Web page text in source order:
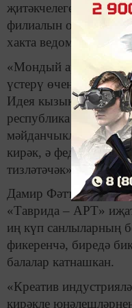
җитәкчелегенә«
филиалын оештыру
хакта ведомство
«Мондый арт-киңлек
үстерү өчен тирәлек
Идея кызыклы һәм
республика
мәйданчыклар буенча
кирәк, ә федераль
тизләтәчәк», – дип
Дамир Фәттахов
«Таврида – АРТ»
иң күп санлыларның
фикеренчә, биредә
балалар катнашкан.
«Креатив
кирәкле